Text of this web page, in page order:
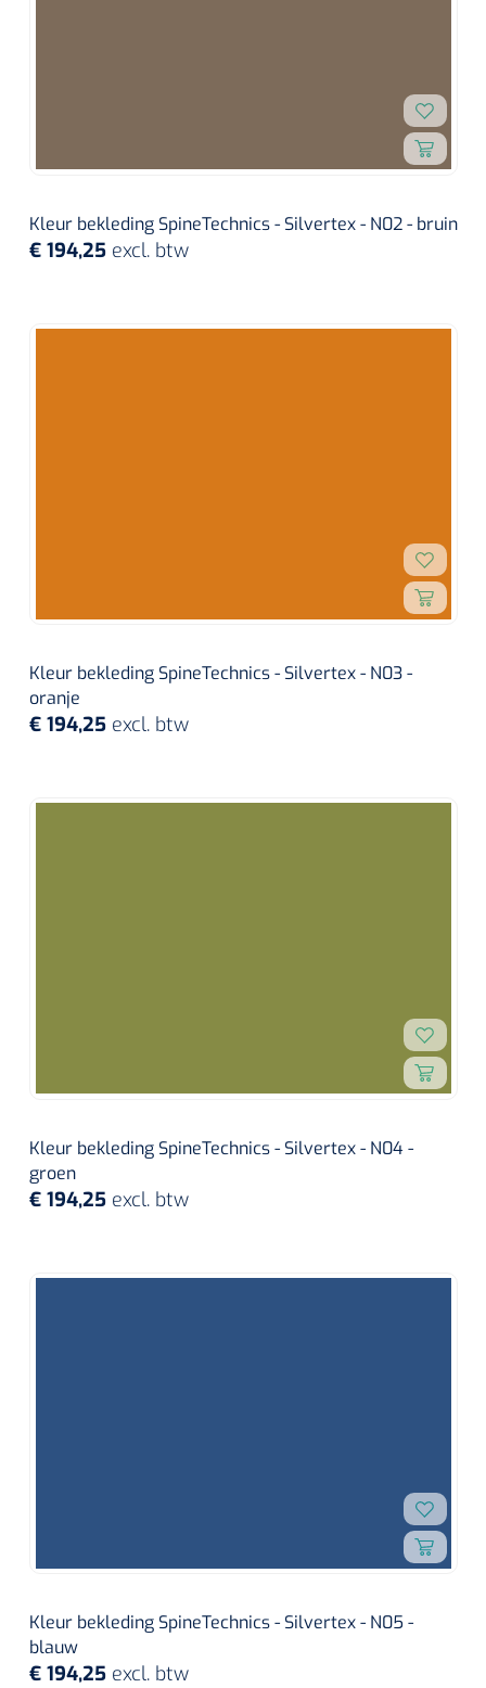
Kleur bekleding SpineTechnics - Silvertex - N02 - bruin
€ 194,25 excl. btw
Kleur bekleding SpineTechnics - Silvertex - N03 -
oranje
€ 194,25 excl. btw
Kleur bekleding SpineTechnics - Silvertex - N04 -
groen
€ 194,25 excl. btw
Kleur bekleding SpineTechnics - Silvertex - N05 -
blauw
€ 194,25 excl. btw